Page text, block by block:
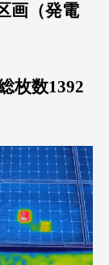
画（発電
枚数1392